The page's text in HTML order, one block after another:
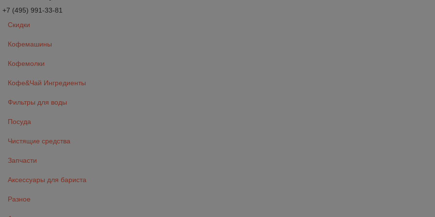
+7 (495) 991-33-81
Скидки
Кофемашины
Кофемолки
Кофе&Чай Ингредиенты
Фильтры для воды
Посуда
Чистящие средства
Запчасти
Аксессуары для бариста
Разное